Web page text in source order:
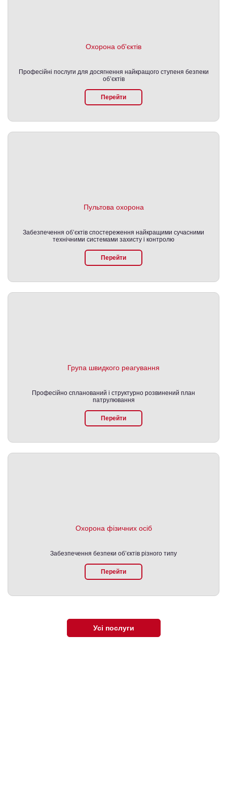
Охорона об'єктів
Професійні послуги для досягнення найкращого ступеня безпеки
об’єктів
Перейти
Пультова охорона
Забезпечення об’єктів спостереження найкращими сучасними
технічними системами захисту і контролю
Перейти
Група швидкого реагування
Професійно спланований і структурно розвинений план
патрулювання
Перейти
Охорона фізичних осіб
Забезпечення безпеки об’єктів різного типу
Перейти
Усі послуги